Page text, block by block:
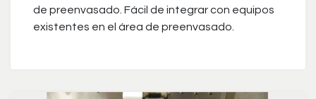
de preenvasado. Fácil de integrar con equipos
existentes en el área de preenvasado.